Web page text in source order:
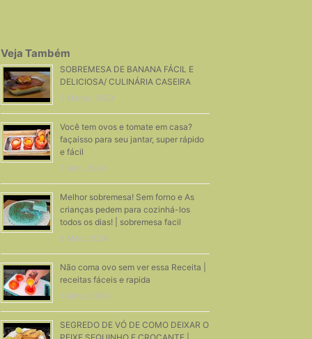
Veja Também
SOBREMESA DE BANANA FÁCIL E
DELICIOSA/ CULINÁRIA CASEIRA
2 Março, 2020
Você tem ovos e tomate em casa?
façaisso para seu jantar, super rápido
e fácil
7 Abril, 2024
Melhor sobremesa! Sem forno e As
crianças pedem para cozinhá-los
todos os dias! | sobremesa facil
8 Maio, 2024
Não coma ovo sem ver essa Receita |
receitas fáceis e rapida
1 Julho, 2020
SEGREDO DE VÓ DE COMO DEIXAR O